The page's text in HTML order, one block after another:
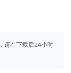
请在下载后24小时